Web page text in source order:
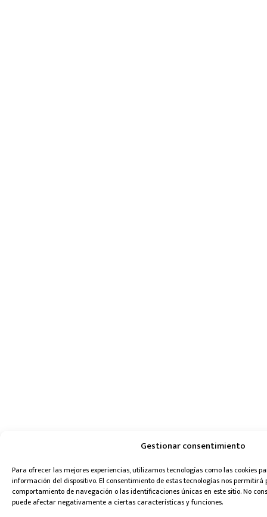
Gestionar consentimiento
Para ofrecer las mejores experiencias, utilizamos tecnologías como las cookies
información del dispositivo. El consentimiento de estas tecnologías nos permitirá
comportamiento de navegación o las identificaciones únicas en este sitio. No
puede afectar negativamente a ciertas características y funciones.